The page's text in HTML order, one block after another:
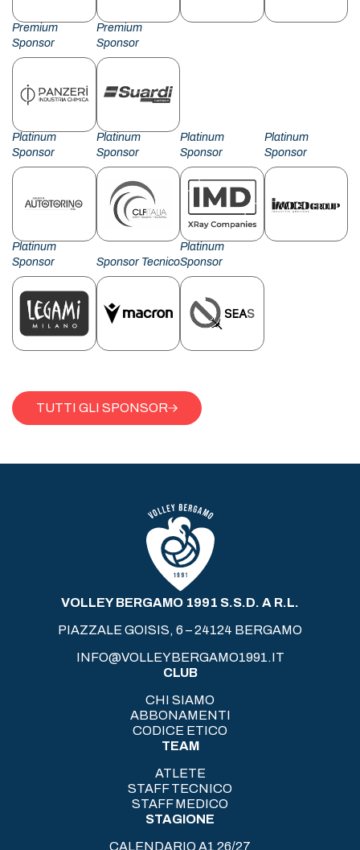
Premium
Sponsor
Premium
Sponsor
Platinum
Sponsor
Platinum
Sponsor
Platinum
Sponsor
Platinum
Sponsor
Platinum
Sponsor
Sponsor Tecnico
Platinum
Sponsor
TUTTI GLI SPONSOR
VOLLEY BERGAMO 1991 S.S.D. A R.L.
PIAZZALE GOISIS, 6 – 24124 BERGAMO
INFO@VOLLEYBERGAMO1991.IT
CLUB
CHI SIAMO
ABBONAMENTI
CODICE ETICO
TEAM
ATLETE
STAFF TECNICO
STAFF MEDICO
STAGIONE
CALENDARIO A1 26/27